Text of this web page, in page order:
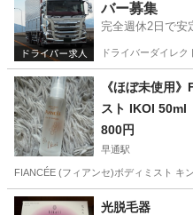
バー募集
完全週休2日で安
ドライバーダイレク
《ほぼ未使用
スト IKOI 50ml
800円
早通駅
FIANCÉE (フィアンセ)ボディミスト キ
新潟 新潟市 早通駅
光脱毛器